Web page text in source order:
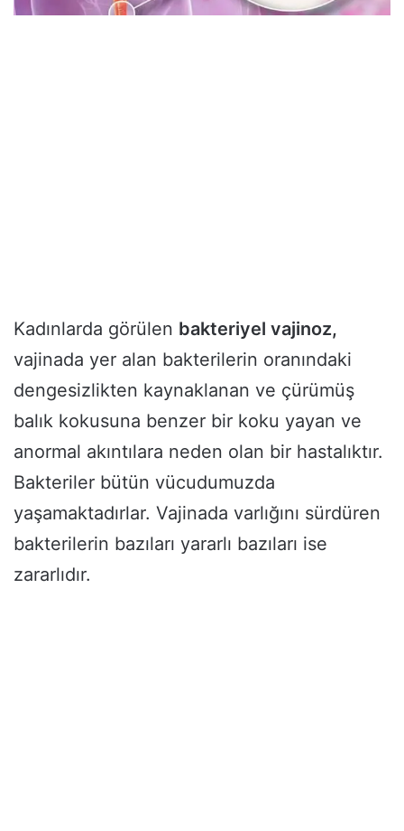
Kadınlarda görülen bakteriyel vajinoz,
vajinada yer alan bakterilerin oranındaki
dengesizlikten kaynaklanan ve çürümüş
balık kokusuna benzer bir koku yayan ve
anormal akıntılara neden olan bir hastalıktır.
Bakteriler bütün vücudumuzda
yaşamaktadırlar. Vajinada varlığını sürdüren
bakterilerin bazıları yararlı bazıları ise
zararlıdır.